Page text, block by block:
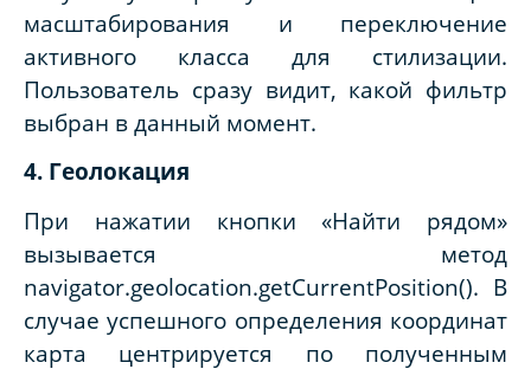
масштабирования и переключение
активного класса для стилизации.
Пользователь сразу видит, какой фильтр
выбран в данный момент.
4. Геолокация
При нажатии кнопки «Найти рядом»
вызывается метод
navigator.geolocation.getCurrentPosition(). В
случае успешного определения координат
карта центрируется по полученным